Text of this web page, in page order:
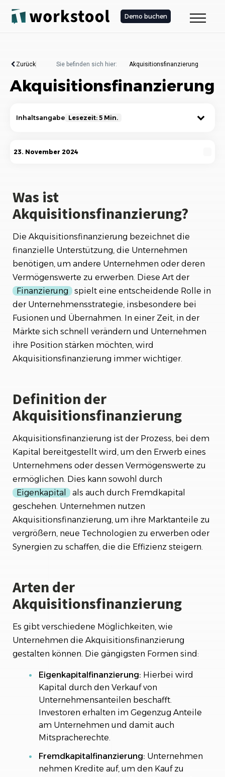
Demo buchen
Zurück Sie befinden sich hier: Akquisitionsfinanzierung
Akquisitionsfinanzierung
Inhaltsangabe Lesezeit: 5 Min.
Was ist Akquisitionsfinanzierung?
Arten der Akquisitionsfinanzierung
Wie funktioniert die Akquisitionsfinanzierung?
Vorteile der Akquisitionsfinanzierung
Risiken der Akquisitionsfinanzierung
Fazit
23. November 2024
Was ist
Akquisitionsfinanzierung?
Die Akquisitionsfinanzierung bezeichnet die
finanzielle Unterstützung, die Unternehmen
benötigen, um andere Unternehmen oder deren
Vermögenswerte zu erwerben. Diese Art der
Finanzierung
spielt eine entscheidende Rolle in
der Unternehmensstrategie, insbesondere bei
Fusionen und Übernahmen. In einer Zeit, in der
Märkte sich schnell verändern und Unternehmen
ihre Position stärken möchten, wird
Akquisitionsfinanzierung immer wichtiger.
Definition der
Akquisitionsfinanzierung
Akquisitionsfinanzierung ist der Prozess, bei dem
Kapital bereitgestellt wird, um den Erwerb eines
Unternehmens oder dessen Vermögenswerte zu
ermöglichen. Dies kann sowohl durch
Eigenkapital
als auch durch Fremdkapital
geschehen. Unternehmen nutzen
Akquisitionsfinanzierung, um ihre Marktanteile zu
vergrößern, neue Technologien zu erwerben oder
Synergien zu schaffen, die die Effizienz steigern.
Arten der
Akquisitionsfinanzierung
Es gibt verschiedene Möglichkeiten, wie
Unternehmen die Akquisitionsfinanzierung
gestalten können. Die gängigsten Formen sind:
Eigenkapitalfinanzierung: Hierbei wird
Kapital durch den Verkauf von
Unternehmensanteilen beschafft.
Investoren erhalten im Gegenzug Anteile
am Unternehmen und damit auch
Mitspracherechte.
Fremdkapitalfinanzierung: Unternehmen
nehmen Kredite auf, um den Kauf zu